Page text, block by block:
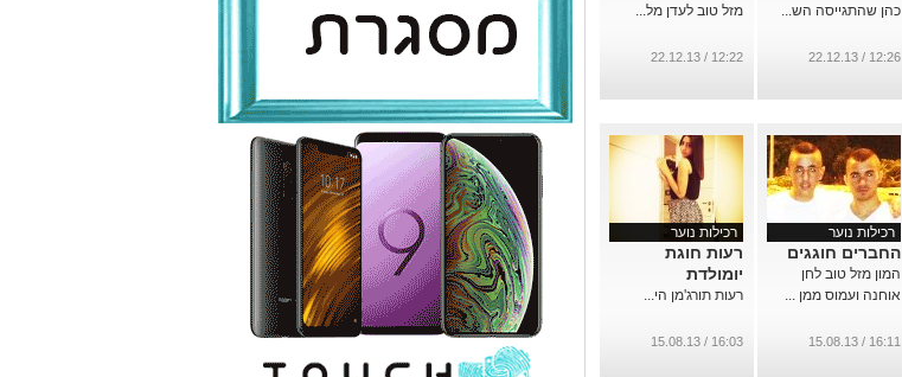
כהן שהתגייסה הש...
12:26 / 22.12.13
מזל טוב לעדן מל...
12:22 / 22.12.13
רכילות נוער
החברים חוגגים
המון מזל טוב לחן
אוחנה ועמוס ממן ...
16:11 / 15.08.13
רכילות נוער
רעות חוגת
יומולדת
רעות תורג'מן הי...
16:03 / 15.08.13